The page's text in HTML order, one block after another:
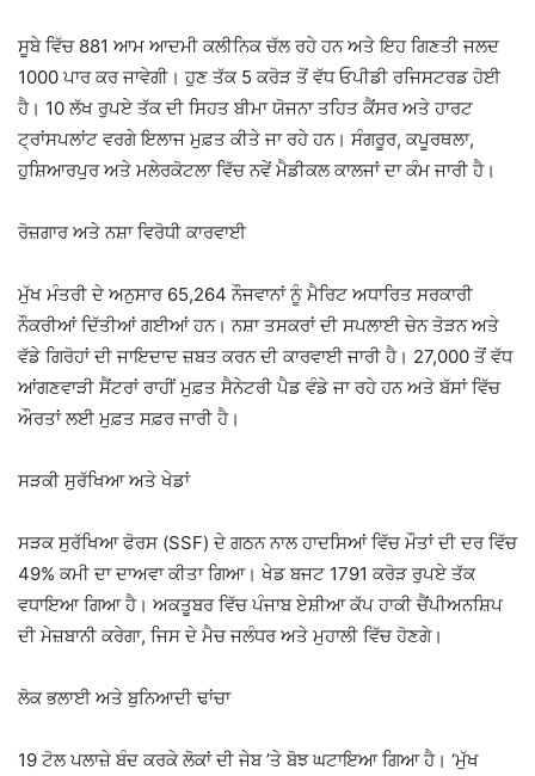
ਸੂਬੇ ਵਿੱਚ 881 ਆਮ ਆਦਮੀ ਕਲੀਨਿਕ ਚੱਲ ਰਹੇ ਹਨ ਅਤੇ ਇਹ ਗਿਣਤੀ ਜਲਦ
1000 ਪਾਰ ਕਰ ਜਾਵੇਗੀ। ਹੁਣ ਤੱਕ 5 ਕਰੋੜ ਤੋਂ ਵੱਧ ਓਪੀਡੀ ਰਜਿਸਟਰਡ ਹੋਈ
ਹੈ। 10 ਲੱਖ ਰੁਪਏ ਤੱਕ ਦੀ ਸਿਹਤ ਬੀਮਾ ਯੋਜਨਾ ਤਹਿਤ ਕੈਂਸਰ ਅਤੇ ਹਾਰਟ
ਟ੍ਰਾਂਸਪਲਾਂਟ ਵਰਗੇ ਇਲਾਜ ਮੁਫ਼ਤ ਕੀਤੇ ਜਾ ਰਹੇ ਹਨ। ਸੰਗਰੂਰ, ਕਪੂਰਥਲਾ,
ਹੁਸ਼ਿਆਰਪੁਰ ਅਤੇ ਮਲੇਰਕੋਟਲਾ ਵਿੱਚ ਨਵੇਂ ਮੈਡੀਕਲ ਕਾਲਜਾਂ ਦਾ ਕੰਮ ਜਾਰੀ ਹੈ।
ਰੋਜ਼ਗਾਰ ਅਤੇ ਨਸ਼ਾ ਵਿਰੋਧੀ ਕਾਰਵਾਈ
ਮੁੱਖ ਮੰਤਰੀ ਦੇ ਅਨੁਸਾਰ 65,264 ਨੌਜਵਾਨਾਂ ਨੂੰ ਮੈਰਿਟ ਅਧਾਰਿਤ ਸਰਕਾਰੀ
ਨੌਕਰੀਆਂ ਦਿੱਤੀਆਂ ਗਈਆਂ ਹਨ। ਨਸ਼ਾ ਤਸਕਰਾਂ ਦੀ ਸਪਲਾਈ ਚੇਨ ਤੋੜਨ ਅਤੇ
ਵੱਡੇ ਗਿਰੋਹਾਂ ਦੀ ਜਾਇਦਾਦ ਜ਼ਬਤ ਕਰਨ ਦੀ ਕਾਰਵਾਈ ਜਾਰੀ ਹੈ। 27,000 ਤੋਂ ਵੱਧ
ਆਂਗਣਵਾੜੀ ਸੈਂਟਰਾਂ ਰਾਹੀਂ ਮੁਫ਼ਤ ਸੈਨੇਟਰੀ ਪੈਡ ਵੰਡੇ ਜਾ ਰਹੇ ਹਨ ਅਤੇ ਬੱਸਾਂ ਵਿੱਚ
ਔਰਤਾਂ ਲਈ ਮੁਫ਼ਤ ਸਫ਼ਰ ਜਾਰੀ ਹੈ।
ਸੜਕੀ ਸੁਰੱਖਿਆ ਅਤੇ ਖੇਡਾਂ
ਸੜਕ ਸੁਰੱਖਿਆ ਫੋਰਸ (SSF) ਦੇ ਗਠਨ ਨਾਲ ਹਾਦਸਿਆਂ ਵਿੱਚ ਮੌਤਾਂ ਦੀ ਦਰ ਵਿੱਚ
49% ਕਮੀ ਦਾ ਦਾਅਵਾ ਕੀਤਾ ਗਿਆ। ਖੇਡ ਬਜਟ 1791 ਕਰੋੜ ਰੁਪਏ ਤੱਕ
ਵਧਾਇਆ ਗਿਆ ਹੈ। ਅਕਤੂਬਰ ਵਿੱਚ ਪੰਜਾਬ ਏਸ਼ੀਆ ਕੱਪ ਹਾਕੀ ਚੈਂਪੀਅਨਸ਼ਿਪ
ਦੀ ਮੇਜ਼ਬਾਨੀ ਕਰੇਗਾ, ਜਿਸ ਦੇ ਮੈਚ ਜਲੰਧਰ ਅਤੇ ਮੁਹਾਲੀ ਵਿੱਚ ਹੋਣਗੇ।
ਲੋਕ ਭਲਾਈ ਅਤੇ ਬੁਨਿਆਦੀ ਢਾਂਚਾ
19 ਟੋਲ ਪਲਾਜ਼ੇ ਬੰਦ ਕਰਕੇ ਲੋਕਾਂ ਦੀ ਜੇਬ ’ਤੇ ਬੋਝ ਘਟਾਇਆ ਗਿਆ ਹੈ। ‘ਮੁੱਖ